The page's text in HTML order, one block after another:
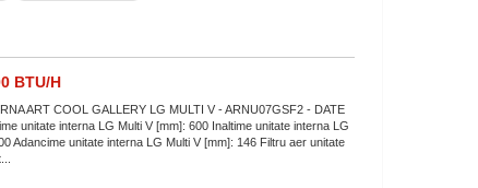
BTU/H
ART COOL GALLERY LG MULTI V - ARNU07GSF2 - DATE
unitate interna LG Multi V [mm]: 600 Inaltime unitate interna LG
Adancime unitate interna LG Multi V [mm]: 146 Filtru aer unitate